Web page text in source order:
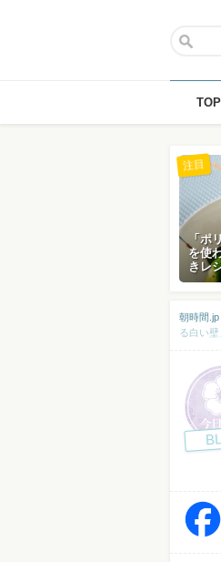
TOP
「ポ
を使
きレ
注目
朝時間.jp
る白い壁